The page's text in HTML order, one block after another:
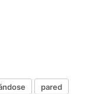
pared